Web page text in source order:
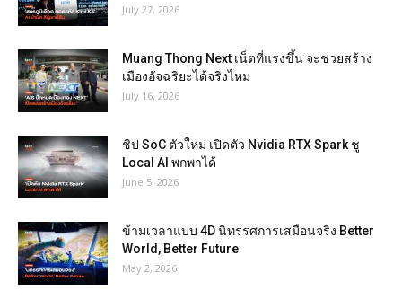
July 27, 2026
Muang Thong Next เน็ตที่แรงขึ้น จะช่วยสร้าง
เมืองอัจฉริยะได้จริงไหม
July 16, 2026
ชิป SoC ตัวใหม่ เปิดตัว Nvidia RTX Spark ชู
Local AI พกพาได้
June 5, 2026
ข้ามเวลาแบบ 4D นิทรรศการเสมือนจริง Better
World, Better Future
May 2, 2026